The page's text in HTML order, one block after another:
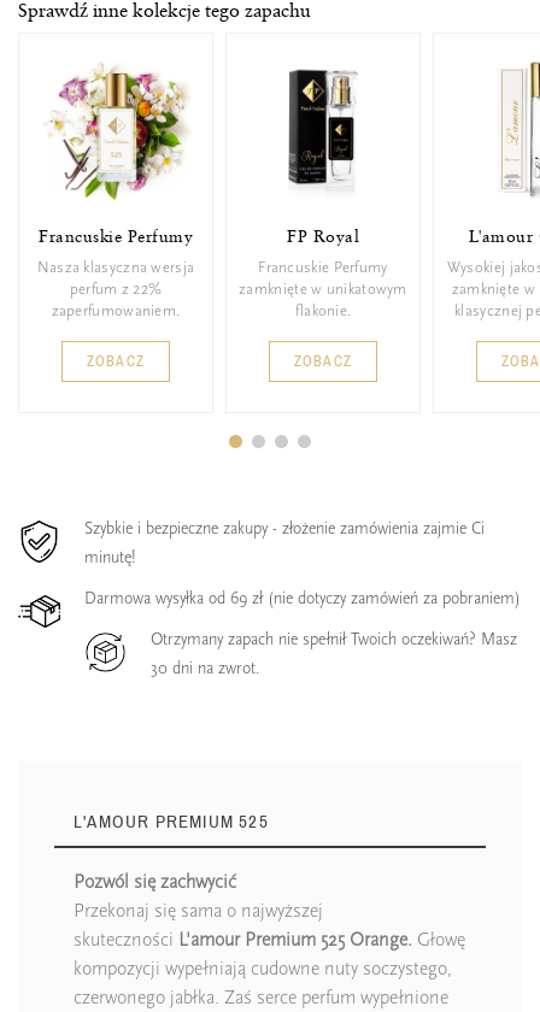
Sprawdź inne kolekcje tego zapachu
Francuskie Perfumy
Nasza klasyczna wersja
perfum z 22%
zaperfumowaniem.
ZOBACZ
FP Royal
Francuskie Perfumy
zamknięte w unikatowym
flakonie.
ZOBACZ
L'amour
Wysokiej
zamknięte w
klasycznej
Szybkie i bezpieczne zakupy - złożenie zamówienia zajmie Ci
minutę!
Darmowa wysyłka od 69 zł (nie dotyczy zamówień za pobraniem)
Otrzymany zapach nie spełnił Twoich oczekiwań? Masz
30 dni na zwrot.
L'AMOUR PREMIUM 525
Pozwól się zachwycić
Przekonaj się sama o najwyższej
skuteczności L'amour Premium 525 Orange. Głowę
kompozycji wypełniają cudowne nuty soczystego,
czerwonego jabłka. Zaś serce perfum wypełnione